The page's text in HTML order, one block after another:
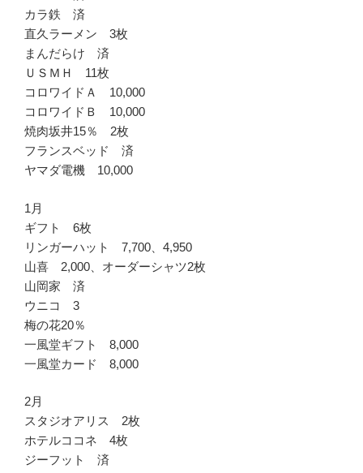
カラ鉄 済
直久ラーメン 3枚
まんだらけ 済
ＵＳＭＨ 11枚
コロワイドＡ 10,000
コロワイドＢ 10,000
焼肉坂井15％ 2枚
フランスベッド 済
ヤマダ電機 10,000
1月
ギフト 6枚
リンガーハット 7,700、4,950
山喜 2,000、オーダーシャツ2枚
山岡家 済
ウニコ 3
梅の花20％
一風堂ギフト 8,000
一風堂カード 8,000
2月
スタジオアリス 2枚
ホテルココネ 4枚
ジーフット 済